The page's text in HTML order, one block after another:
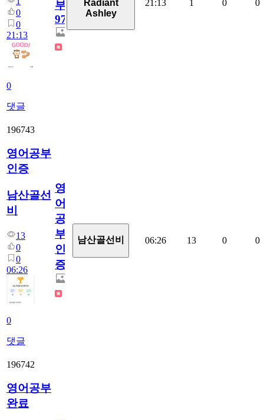
0
0
21:13
0
댓글
부
97
Radiant
Ashley
21:13 1 0 0
196743
영어공부
인증
남산골선
비
13
0
0
06:26
0
댓글
영
어
공
부
인
증
남산골선비 06:26 13 0 0
196742
영어공부
완료